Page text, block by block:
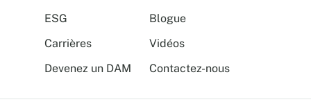
ESG
Carrières
Devenez un DAM
Blogue
Vidéos
Contactez-nous